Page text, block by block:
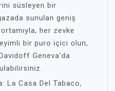
süsleyen bir
sunulan geniş
her zevke
bir puro içici olun,
Geneva'da
: La Casa Del Tabaco,